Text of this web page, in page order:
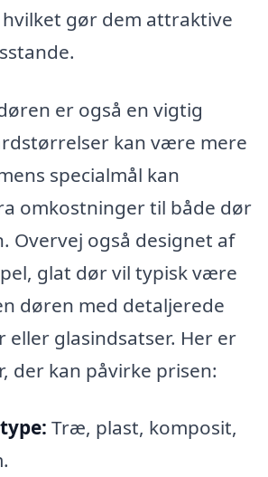
gør dem attraktive
er også en vigtig
kan være mere
specialmål kan
omkostninger til både dør
Overvej også designet af
glat dør vil typisk være
døren med detaljerede
eller glasindsatser. Her er
der kan påvirke prisen:
Træ, plast, komposit,